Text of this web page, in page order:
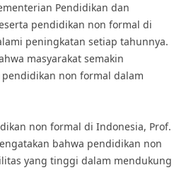
Pendidikan dan
pendidikan non formal di
peningkatan setiap tahunnya.
masyarakat semakin
non formal dalam
non formal di Indonesia, Prof.
bahwa pendidikan non
yang tinggi dalam mendukung